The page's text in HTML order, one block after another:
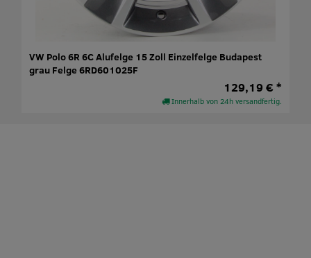
VW Polo 6R 6C Alufelge 15 Zoll Einzelfelge Budapest
grau Felge 6RD601025F
Innerhalb von 24h versandfertig.
129,19 € *